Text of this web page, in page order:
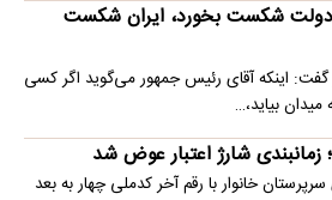
شکست بخورد، ایران شکست
اینکه آقای رئیس جمهور می‌گوید اگر کسی
میدان بیاید،…
زمانبندی‌ شارژ اعتبار عوض شد
سرپرستان خانوار با رقم آخر کدملی چهار به بعد